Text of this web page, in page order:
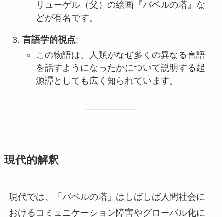
リューゲル（父）の絵画『バベルの塔』な
どが有名です。
言語学的視点:
この物語は、人類がなぜ多くの異なる言語
を話すようになったかについて説明する起
源譚としても広く知られています。
現代的解釈
現代では、「バベルの塔」はしばしば人間社会に
おけるコミュニケーション障害やグローバル化に